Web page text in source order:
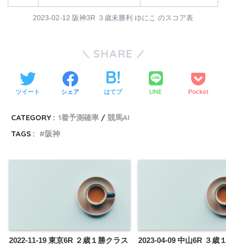
2023-02-12 阪神3R ３歳未勝利 ゆにこ のスコア表
SHARE
ツイート シェア はてブ LINE Pocket
CATEGORY : 1着予測確率
競馬AI
TAGS :
阪神
2022-11-19 東京6R ２歳１勝クラス 2023-04-09 中山6R ３歳